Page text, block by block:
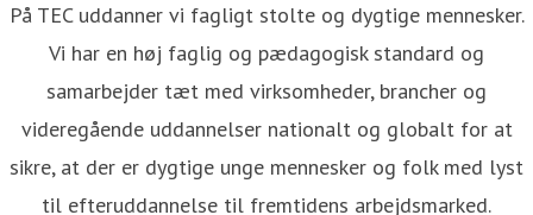
På TEC uddanner vi fagligt stolte og dygtige mennesker.
Vi har en høj faglig og pædagogisk standard og
samarbejder tæt med virksomheder, brancher og
videregående uddannelser nationalt og globalt for at
sikre, at der er dygtige unge mennesker og folk med lyst
til efteruddannelse til fremtidens arbejdsmarked.